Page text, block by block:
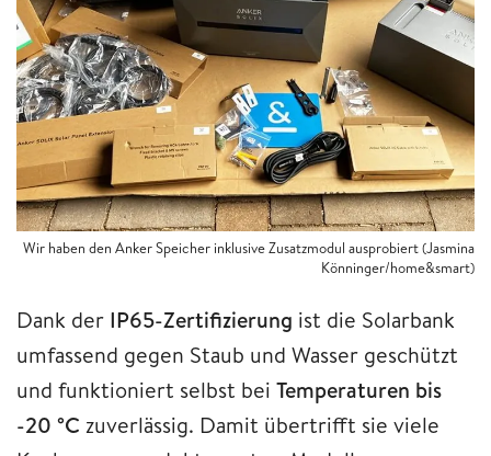
Wir haben den Anker Speicher inklusive Zusatzmodul ausprobiert (Jasmina
Könninger/home&smart)
Dank der IP65-Zertifizierung ist die Solarbank
umfassend gegen Staub und Wasser geschützt
und funktioniert selbst bei Temperaturen bis
-20 °C zuverlässig. Damit übertrifft sie viele